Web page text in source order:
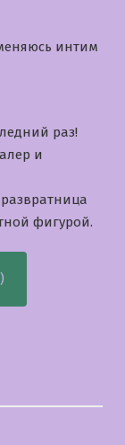
интим
раз!
и
фигурой.